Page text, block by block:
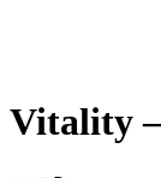
Vitality